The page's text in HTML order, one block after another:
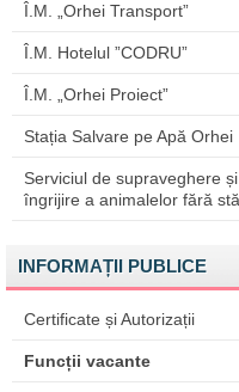
Î.M. „Orhei Transport”
Î.M. Hotelul ”CODRU”
Î.M. „Orhei Proiect”
Stația Salvare pe Apă Orhei
Serviciul de supraveghere și
îngrijire a animalelor fără
INFORMAȚII PUBLICE
Certificate și Autorizații
Funcții vacante